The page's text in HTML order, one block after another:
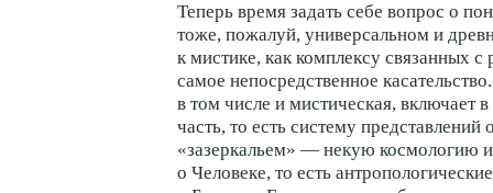
Теперь время задать себе вопрос о
тоже, пожалуй, универсальном и
к мистике, как комплексу связанных с
самое непосредственное
в том числе и мистическая, включает
часть, то есть систему представлений
«зазеркальем» — некую космологию
о Человеке, то есть